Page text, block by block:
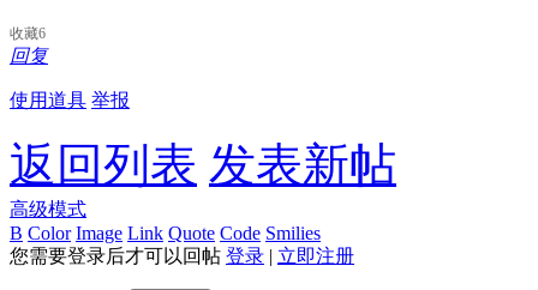
收藏6
回复
使用道具 举报
返回列表 发表新帖
高级模式
B Color Image Link Quote Code Smilies
您需要登录后才可以回帖 登录 | 立即注册